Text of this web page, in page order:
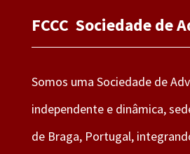
FCCC Sociedade de
Somos uma Sociedade de
independente e dinâmica,
de Braga, Portugal,